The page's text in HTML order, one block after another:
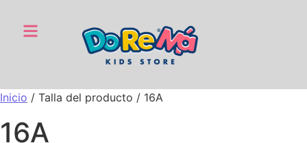
Inicio / Talla del producto / 16A
16A